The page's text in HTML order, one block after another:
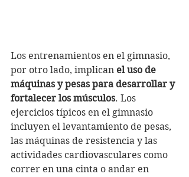
Los entrenamientos en el gimnasio,
por otro lado, implican el uso de
máquinas y pesas para desarrollar y
fortalecer los músculos. Los
ejercicios típicos en el gimnasio
incluyen el levantamiento de pesas,
las máquinas de resistencia y las
actividades cardiovasculares como
correr en una cinta o andar en